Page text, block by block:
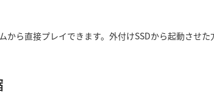
ら直接プレイできます。外付けSSDから起動させた